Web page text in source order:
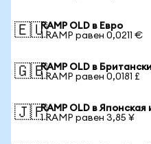
🇪🇺RAMP OLD в Евро
1 RAMP равен 0,0211 €
🇬🇧RAMP OLD в
1 RAMP равен 0,0181 £
🇯🇵RAMP OLD в Японская
1 RAMP равен 3,85 ¥